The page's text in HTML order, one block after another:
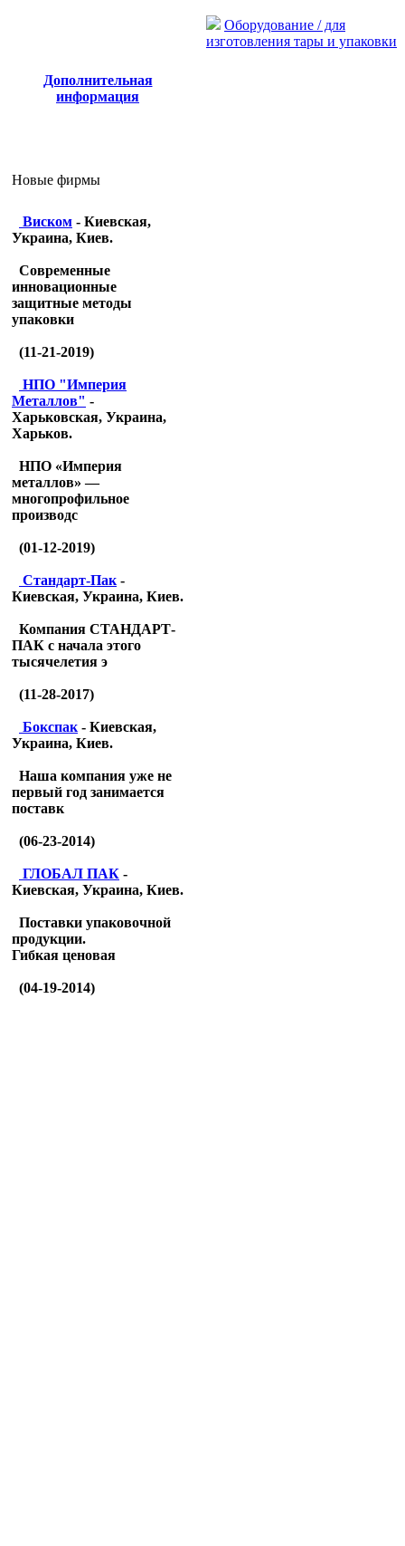
Дополнительная
информация
Новые фирмы
Виском - Киевская,
Украина, Киев.
Современные
инновационные
защитные методы
упаковки
(11-21-2019)
НПО "Империя
Металлов" -
Харьковская, Украина,
Харьков.
НПО «Империя
металлов» —
многопрофильное
производс
(01-12-2019)
Стандарт-Пак -
Киевская, Украина, Киев.
Компания СТАНДАРТ-
ПАК с начала этого
тысячелетия э
(11-28-2017)
Бокспак - Киевская,
Украина, Киев.
Наша компания уже не
первый год занимается
поставк
(06-23-2014)
ГЛОБАЛ ПАК -
Киевская, Украина, Киев.
Поставки упаковочной
продукции.
Гибкая ценовая
(04-19-2014)
Оборудование / для
изготовления тары и упаковки